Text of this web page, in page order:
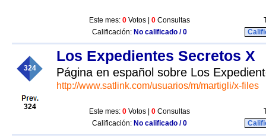
Este mes: 0 Votos | 0 Consultas
Calificación: No calificado / 0
324
324
Los Expedientes Secretos X
Página en español sobre Los
http://www.satlink.com/usuarios/m/martigli/x-files
Este mes: 0 Votos | 0 Consultas
Calificación: No calificado / 0